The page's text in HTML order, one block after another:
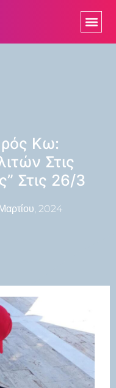
Κω:
Στις
Στις 26/3
2024